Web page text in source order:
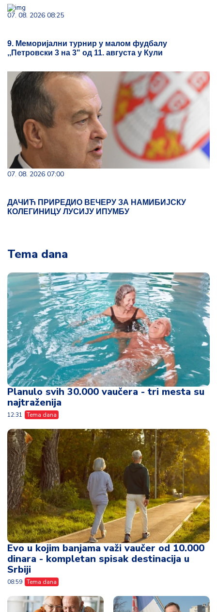
07. 08. 2026 08:25
9. Меморијални турнир у малом фудбалу
,,Петровски 3 на 3" од 11. августа у Кули
07. 08. 2026 07:00
ДАЧИЋ ПРИРЕДИО ВЕЧЕРУ ЗА НАМИБИЈСКУ
КОЛЕГИНИЦУ ЛУСИЈУ ИПУМБУ
Tema dana
Planulo svih 30.000 vaučera - tri mesta su
najtraženija
12:31 Tema dana
Evo u kojim banjama važi vaučer od 10.000
dinara - kompletan spisak destinacija u
Srbiji
08:59 Tema dana